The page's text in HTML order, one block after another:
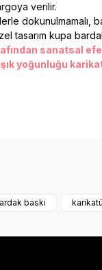
verilir.
dokunulmamalı,
tasarım kupa
sanatsal
yoğunluğu
baskı